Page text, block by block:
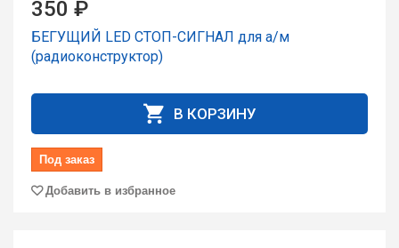
350 ₽
БЕГУЩИЙ LED СТОП-СИГНАЛ для а/м
(радиоконструктор)
В КОРЗИНУ
Под заказ
Добавить в избранное